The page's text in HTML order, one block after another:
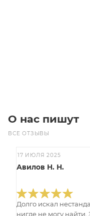
О нас пишут
ВСЕ ОТЗЫВЫ
17 ИЮЛЯ 2025
Авилов Н. Н.
Долго искал
нигде не могу